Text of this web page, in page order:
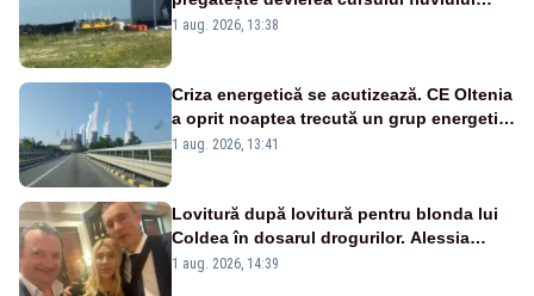
către Cernavodă – VIDEO
1 aug. 2026, 13:38
Criza energetică se acutizează. CE Oltenia
a oprit noaptea trecută un grup energetic
de la Rovinari
1 aug. 2026, 13:41
Lovitură după lovitură pentru blonda lui
Coldea în dosarul drogurilor. Alessia
Păcuraru explică decizia magistraților
1 aug. 2026, 14:39